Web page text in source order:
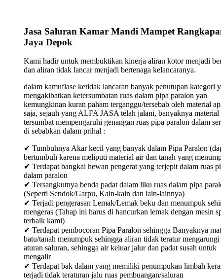
Jasa Saluran Kamar Mandi Mampet
Jaya Depok
Kami hadir untuk membuktikan kinerja aliran kotor menjadi
dan aliran tidak lancar menjadi bertenaga kelancaranya.
dalam kamuflase ketidak lancaran banyak penutupan kategori
mengakibatkan ketersumbatan ruas dalam pipa paralon yan
kemungkinan kuran paham terganggu/tersebab oleh material
saja, sejauh yang ALFA JASA telah jalani, banyaknya material
tersumbat mempengaruhi genangan ruas pipa paralon dalam
di sebabkan dalam prihal :
✔ Tumbuhnya Akar kecil yang banyak dalam Pipa Paralon
bertumbuh karena meliputi material air dan tanah yang
✔ Terdapat bangkai hewan pengerat yang terjepit dalam ruas
dalam paralon
✔ Tersangkutnya benda padat dalam liku ruas dalam pipa
(Seperti Sendok/Garpu, Kain-kain dan lain-lainnya)
✔ Terjadi pengerasan Lemak/Lemak beku dan menumpuk
mengeras (Tahap ini harus di hancurkan lemak dengan mesin
terbaik kami)
✔ Terdapat pembocoran Pipa Paralon sehingga Banyaknya
batu/tanah menumpuk sehingga aliran tidak teratur mengarungi
aturan saluran, sehingga air keluar jalur dan padat susah untuk
mengalir
✔ Terdapat bak dalam yang memiliki penumpukan limbah
terjadi tidak teraturan jalu ruas pembuangan/saluran